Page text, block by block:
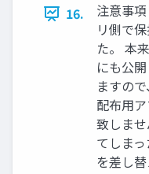
16.
注意事
リ側で
た。 本
にも公
ますの
配布用
致しま
てしま
を差し